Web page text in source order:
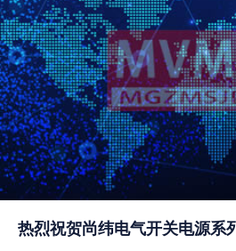
热烈祝贺尚纬电气开关电源系